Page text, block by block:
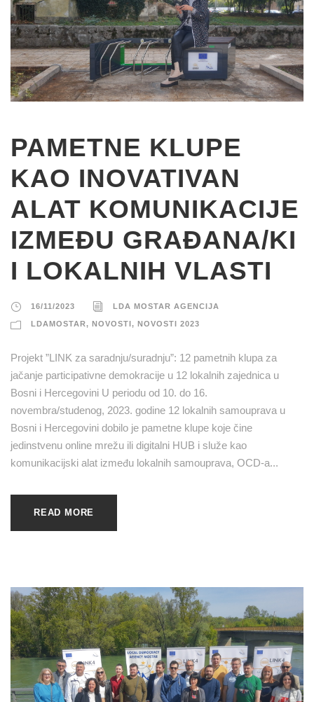
PAMETNE KLUPE
KAO INOVATIVAN
ALAT KOMUNIKACIJE
IZMEĐU GRAĐANA/KI
I LOKALNIH VLASTI
16/11/2023 LDA MOSTAR AGENCIJA
LDAMOSTAR, NOVOSTI, NOVOSTI 2023
Projekt ”LINK za saradnju/suradnju”: 12 pametnih klupa za
jačanje participativne demokracije u 12 lokalnih zajednica u
Bosni i Hercegovini U periodu od 10. do 16.
novembra/studenog, 2023. godine 12 lokalnih samouprava u
Bosni i Hercegovini dobilo je pametne klupe koje čine
jedinstvenu online mrežu ili digitalni HUB i služe kao
komunikacijski alat između lokalnih samouprava, OCD-a...
READ MORE